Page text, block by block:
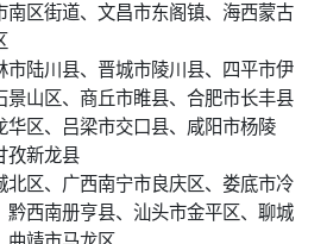
区街道、文昌市东阁镇、海西蒙古
市陆川县、晋城市陵川县、四平市伊
山区、商丘市睢县、合肥市长丰县
华区、吕梁市交口县、咸阳市杨陵
孜新龙县
区、广西南宁市良庆区、娄底市冷
黔西南册亨县、汕头市金平区、聊城